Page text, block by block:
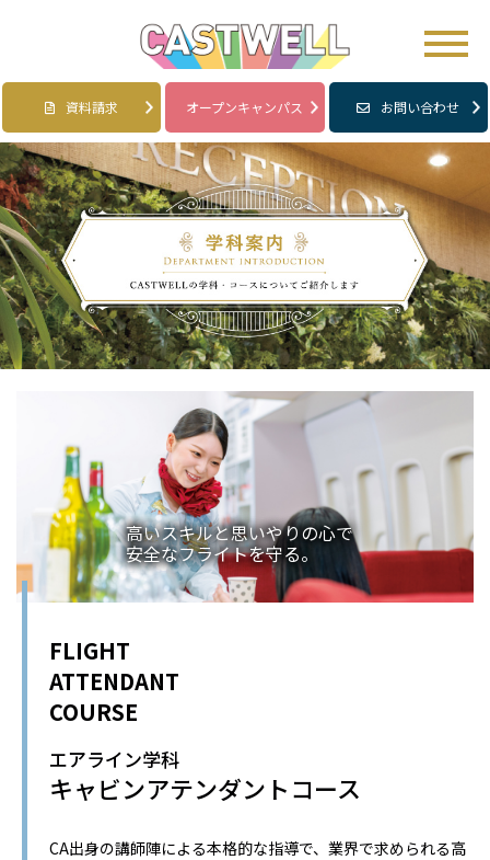
資料請求 オープンキャンパス お問い合わせ
高いスキルと思いやりの心で
安全なフライトを守る。
FLIGHT
ATTENDANT
COURSE
エアライン学科
キャビンアテンダントコース
CA出身の講師陣による本格的な指導で、業界で求められる高